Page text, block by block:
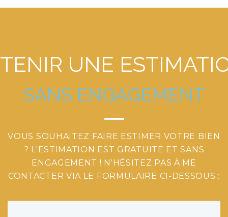
UNE
SANS ENGAGEMENT
VOUS SOUHAITEZ FAIRE ESTIMER VOTRE BIEN
? L'ESTIMATION EST GRATUITE ET SANS
ENGAGEMENT ! N'HÉSITEZ PAS À ME
CONTACTER VIA LE FORMULAIRE CI-DESSOUS :